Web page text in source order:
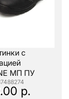
с
МП ПУ
р.